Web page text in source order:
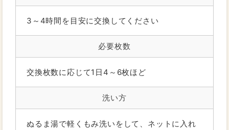
3～4時間を目安に交換してください
必要枚数
交換枚数に応じて1日4～6枚ほど
洗い方
ぬるま湯で軽くもみ洗いをして、ネットに入れ